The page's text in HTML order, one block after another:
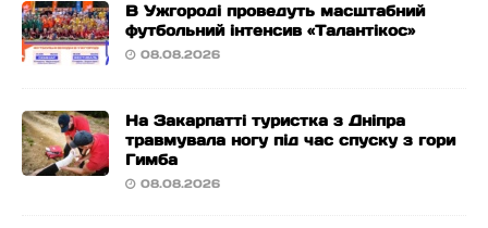
В Ужгороді проведуть масштабний
футбольний інтенсив «Талантікос»
08.08.2026
На Закарпатті туристка з Дніпра
травмувала ногу під час спуску з гори
Гимба
08.08.2026